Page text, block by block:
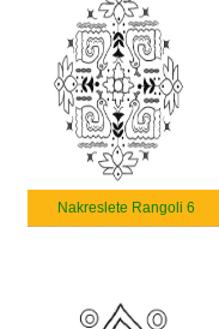
Nakreslete Rangoli 6